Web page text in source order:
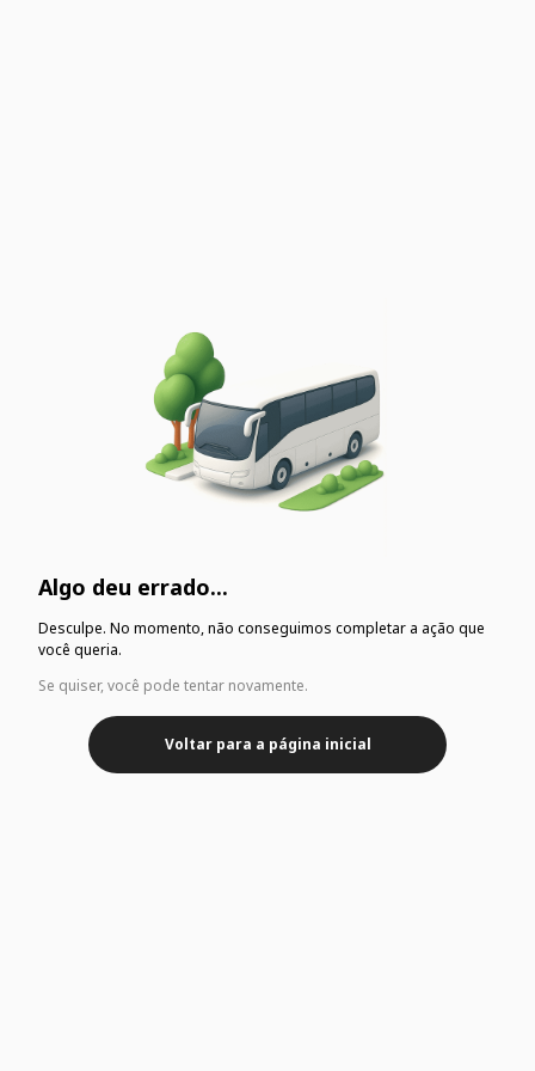
Algo deu errado...
Desculpe. No momento, não conseguimos completar a ação que
você queria.
Se quiser, você pode tentar novamente.
Voltar para a página inicial